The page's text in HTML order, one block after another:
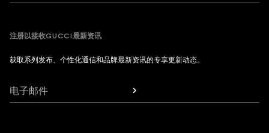
注册以接收GUCCI最新资讯
获取系列发布、个性化通信和品牌最新资讯的专享更新动态。
电子邮件